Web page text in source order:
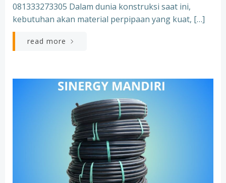
081333273305 Dalam dunia konstruksi saat ini,
kebutuhan akan material perpipaan yang kuat, […]
read more